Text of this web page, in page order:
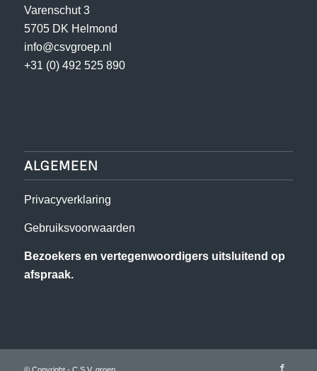
Varenschut 3
5705 DK Helmond
info@csvgroep.nl
+31 (0) 492 525 890
ALGEMEEN
Privacyverklaring
Gebruiksvoorwaarden
Bezoekers en vertegenwoordigers uitsluitend op
afspraak.